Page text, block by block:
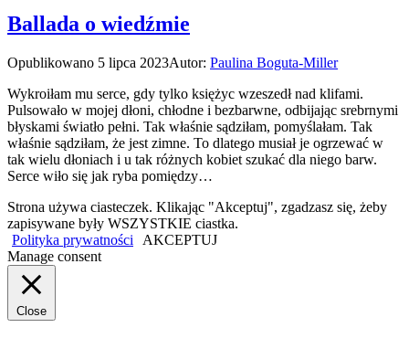
Ballada o wiedźmie
Opublikowano 5 lipca 2023Autor: Paulina Boguta-Miller
Wykroiłam mu serce, gdy tylko księżyc wzeszedł nad klifami.
Pulsowało w mojej dłoni, chłodne i bezbarwne, odbijając srebrnymi
błyskami światło pełni. Tak właśnie sądziłam, pomyślałam. Tak
właśnie sądziłam, że jest zimne. To dlatego musiał je ogrzewać w
tak wielu dłoniach i u tak różnych kobiet szukać dla niego barw.
Serce wiło się jak ryba pomiędzy…
Strona używa ciasteczek. Klikając "Akceptuj", zgadzasz się, żeby
zapisywane były WSZYSTKIE ciastka.
Polityka prywatności
AKCEPTUJ
Manage consent
Close